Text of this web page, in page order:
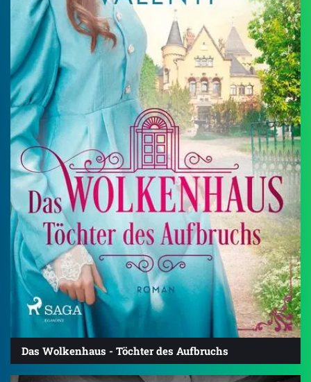
Das Wolkenhaus - Töchter des Aufbruchs